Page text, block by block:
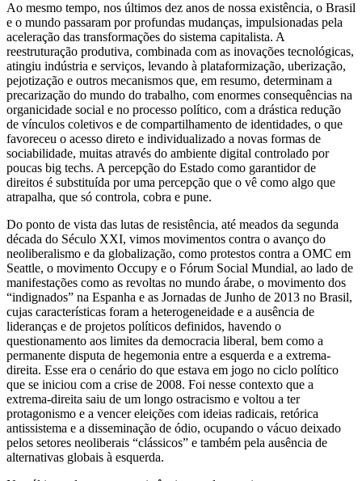
Ao mesmo tempo, nos últimos dez anos de nossa existência, o Brasil
e o mundo passaram por profundas mudanças, impulsionadas pela
aceleração das transformações do sistema capitalista. A
reestruturação produtiva, combinada com as inovações tecnológicas,
atingiu indústria e serviços, levando à plataformização, uberização,
pejotização e outros mecanismos que, em resumo, determinam a
precarização do mundo do trabalho, com enormes consequências na
organicidade social e no processo político, com a drástica redução
de vínculos coletivos e de compartilhamento de identidades, o que
favoreceu o acesso direto e individualizado a novas formas de
sociabilidade, muitas através do ambiente digital controlado por
poucas big techs. A percepção do Estado como garantidor de
direitos é substituída por uma percepção que o vê como algo que
atrapalha, que só controla, cobra e pune.
Do ponto de vista das lutas de resistência, até meados da segunda
década do Século XXI, vimos movimentos contra o avanço do
neoliberalismo e da globalização, como protestos contra a OMC em
Seattle, o movimento Occupy e o Fórum Social Mundial, ao lado de
manifestações como as revoltas no mundo árabe, o movimento dos
“indignados” na Espanha e as Jornadas de Junho de 2013 no Brasil,
cujas características foram a heterogeneidade e a ausência de
lideranças e de projetos políticos definidos, havendo o
questionamento aos limites da democracia liberal, bem como a
permanente disputa de hegemonia entre a esquerda e a extrema-
direita. Esse era o cenário do que estava em jogo no ciclo político
que se iniciou com a crise de 2008. Foi nesse contexto que a
extrema-direita saiu de um longo ostracismo e voltou a ter
protagonismo e a vencer eleições com ideias radicais, retórica
antissistema e a disseminação de ódio, ocupando o vácuo deixado
pelos setores neoliberais “clássicos” e também pela ausência de
alternativas globais à esquerda.